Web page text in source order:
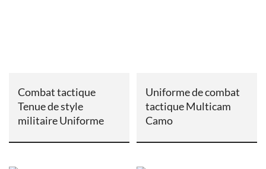
Combat tactique
Tenue de style
militaire Uniforme
Uniforme de combat
tactique Multicam
Camo